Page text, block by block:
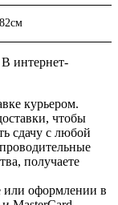
интернет-
курьером.
чтобы
сдачу с любой
получаете
или оформлении в